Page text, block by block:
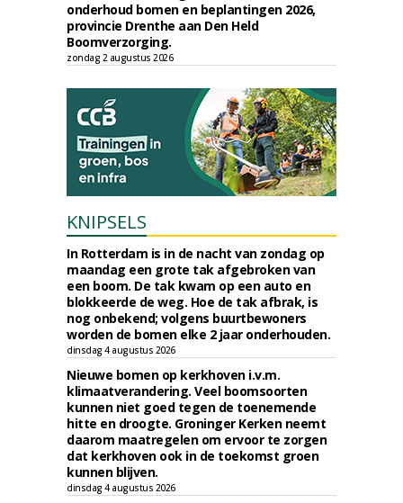
onderhoud bomen en beplantingen 2026,
provincie Drenthe aan Den Held
Boomverzorging.
zondag 2 augustus 2026
KNIPSELS
In Rotterdam is in de nacht van zondag op
maandag een grote tak afgebroken van
een boom. De tak kwam op een auto en
blokkeerde de weg. Hoe de tak afbrak, is
nog onbekend; volgens buurtbewoners
worden de bomen elke 2 jaar onderhouden.
dinsdag 4 augustus 2026
Nieuwe bomen op kerkhoven i.v.m.
klimaatverandering. Veel boomsoorten
kunnen niet goed tegen de toenemende
hitte en droogte. Groninger Kerken neemt
daarom maatregelen om ervoor te zorgen
dat kerkhoven ook in de toekomst groen
kunnen blijven.
dinsdag 4 augustus 2026